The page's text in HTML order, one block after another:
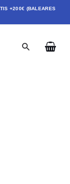
+200€ (BALEARES
Buscar